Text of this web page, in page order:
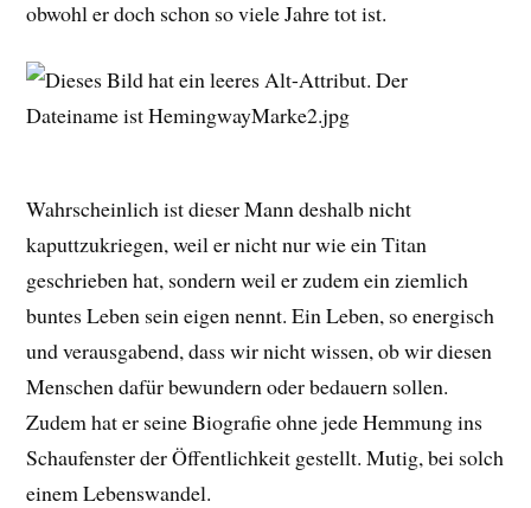
obwohl er doch schon so viele Jahre tot ist.
Wahrscheinlich ist dieser Mann deshalb nicht
kaputtzukriegen, weil er nicht nur wie ein Titan
geschrieben hat, sondern weil er zudem ein ziemlich
buntes Leben sein eigen nennt. Ein Leben, so energisch
und verausgabend, dass wir nicht wissen, ob wir diesen
Menschen dafür bewundern oder bedauern sollen.
Zudem hat er seine Biografie ohne jede Hemmung ins
Schaufenster der Öffentlichkeit gestellt. Mutig, bei solch
einem Lebenswandel.